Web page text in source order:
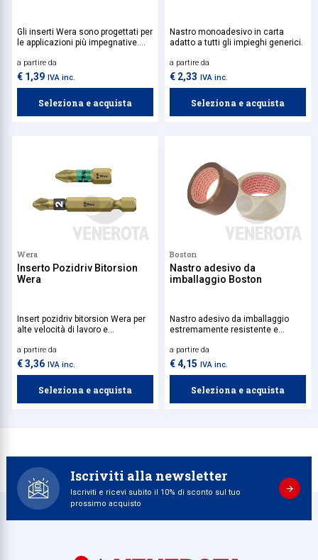
Gli inserti Wera sono progettati per
le applicazioni più impegnative.
capacità di trasferire carichi di
coppia elevati, sono sicuri da
a partire da
€ 1,39 IVA inc.
Seleziona e acquista
Nastro monoadesivo in carta
adatto a tutti gli impieghi generici.
a partire da
€ 2,33 IVA inc.
Seleziona e acquista
Wera
Inserto Pozidriv Bitorsion
Wera
Insert pozidriv bitorsion Wera per
alte velocità di lavoro e
ergonomico.
a partire da
€ 3,36 IVA inc.
Seleziona e acquista
Boston
Nastro adesivo da
imballaggio Boston
Nastro adesivo da imballaggio
estremamente resistente e
chiusura sicura di scatole e
pacchi, garantendo protezione e
a partire da
€ 4,15 IVA inc.
Seleziona e acquista
Iscriviti alla newsletter
Iscriviti e ricevi subito il 10% di sconto sul tuo
prossimo acquisto